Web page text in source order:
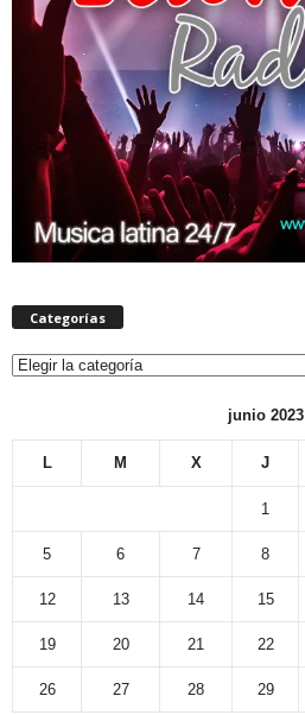
Categorías
Categorías
junio 2023
L M X J
1
5 6 7 8
12 13 14 15
19 20 21 22
26 27 28 29